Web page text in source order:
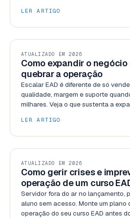
LER ARTIGO
GESTÃO
ATUALIZADO EM 2026
Como expandir o negócio
quebrar a operação
Escalar EAD é diferente de só
qualidade, margem e suporte
milhares. Veja o que sustenta a
LER ARTIGO
GESTÃO
ATUALIZADO EM 2026
Como gerir crises e
operação de um curso
Servidor fora do ar no lançamento,
aluno sem acesso. Monte um plano
operação do seu curso EAD antes